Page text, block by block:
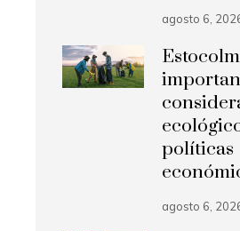
agosto 6,
políticas
agosto 6,